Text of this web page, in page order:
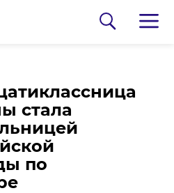
стала
по
и до